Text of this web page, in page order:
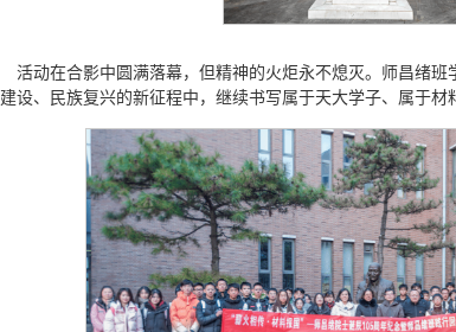
活动在合影中圆满落幕，但精神的火炬永不熄灭。师昌绪
设、民族复兴的新征程中，继续书写属于天大学子、属于材